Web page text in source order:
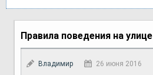
Правила поведения на
Владимир 26 июня 2016